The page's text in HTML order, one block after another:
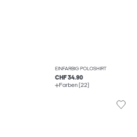
EINFARBIG POLOSHIRT
CHF 34.90
Farben (22)